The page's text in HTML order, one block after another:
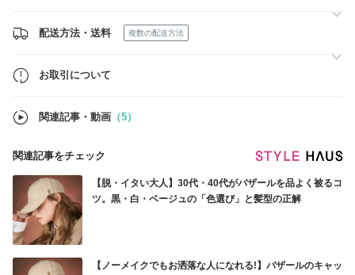
営業時間 ：10時～17時
日】
※営業時間外のお問い合わせについては翌営業日にご対応させていただ
配送方法・送料 複数の配送方法
お取引について
関連記事・動画 （5）
関連記事をチェック
【脱・イタい大人】30代・40代がバザールを品よく被るコ
ツ。黒・白・ベージュの「色選び」と髪型の正解
【ノーメイクでもお洒落な人になれる!】バザールのキャッ